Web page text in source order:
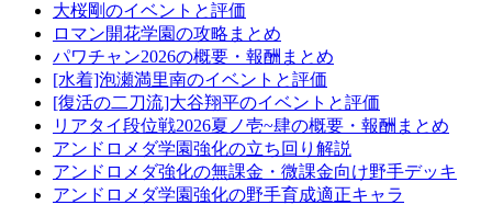
大桜剛のイベントと評価
ロマン開花学園の攻略まとめ
パワチャン2026の概要・報酬まとめ
[水着]泡瀬満里南のイベントと評価
[復活の二刀流]大谷翔平のイベントと評価
リアタイ段位戦2026夏ノ壱~肆の概要・報酬まとめ
アンドロメダ学園強化の立ち回り解説
アンドロメダ強化の無課金・微課金向け野手デッキ
アンドロメダ学園強化の野手育成適正キャラ